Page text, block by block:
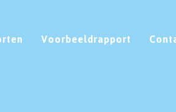
Voorbeeldrapport